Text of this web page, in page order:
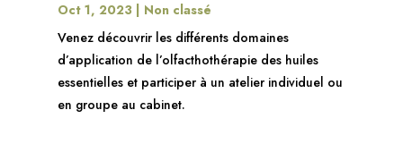
Oct 1, 2023
Non classé
Venez découvrir les différents domaines
d’application de l’olfacthothérapie des huiles
essentielles et participer à un atelier individuel ou
en groupe au cabinet.